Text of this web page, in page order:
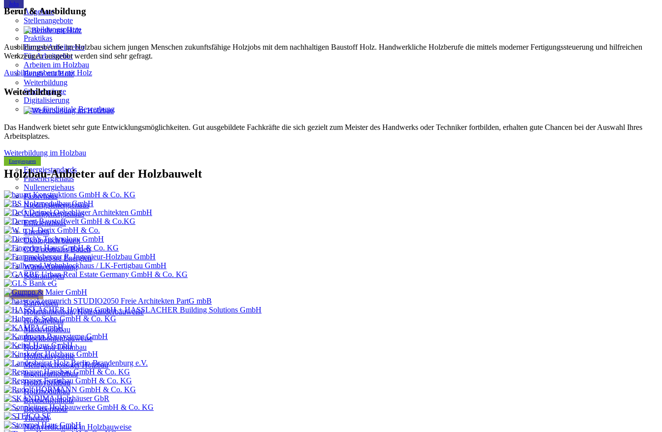
Jobs
Angebote
Stellenangebote
Ausbildungsplätze
Praktikas
Firmen/Arbeitgeber
Für Arbeitgeber
Arbeiten im Holzbau
Berufe mit Holz
Weiterbildung
Studiengänge
Digitalisierung
Tipps für digitale Bewerbung
Energiesparen
Energiestandards
Plusenergiehaus
Nullenergiehaus
Passivhaus
Niedrigstenergiehaus
Niedrigenergiehaus
Effizienzhaus
Themen
Ökologisch bauen
CO2 neutrales Bauen
Erneuerbare Energien
Wärmedämmung
Solaranlagen
Holzbauweisen
Bauweisen
Holzrahmenbau, Holzständerbauweise
Holztafelbau
Massivholzbau
Blockbohlenbauweise
Holz- und Lehmbau
Holzbausysteme
Mehrgeschossiger Holzbau
Ingenieurholzbau
Holzhybridbau
Holzmodulbau
Brettschichtholz
Brettsperrholz
Themen
Nachverdichtung in Holzbauweise
Beruf & Ausbildung
Ausbildungsberufe im Holzbau sichern jungen Menschen zukunftsfähige Holzjobs mit dem nachhaltigen Baustoff Holz. Handwerkliche Holzberufe die mittels moderner Fertigungssteuerung und hilfreichen
Werkzeugen ausgeübt werden sind sehr gefragt.
Ausbildungsberufe mit Holz
Weiterbildung
Das Handwerk bietet sehr gute Entwicklungsmöglichkeiten. Gut ausgebildete Fachkräfte die sich gezielt zum Meister des Handwerks oder Techniker fortbilden, erhalten gute Chancen bei der Auswahl Ihres
Arbeitsplatzes.
Weiterbildung im Holzbau
Holzbau-Anbieter auf der Holzbauwelt